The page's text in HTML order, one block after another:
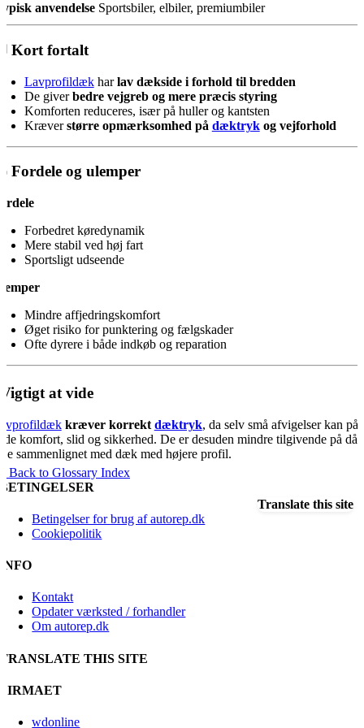
anvendelse Sportsbiler, elbiler, premiumbiler
Kort fortalt
Lavprofildækharlav dækside i forhold til bredden
De giverbedre vejgreb og mere præcis styring
Komforten reduceres, især på huller og kantsten
Kræverstørre opmærksomhed på dæktrykog vejforhold
Fordele og ulemper
Forbedret køredynamik
Mere stabil ved høj fart
Sportsligt udseende
Mindre affjedringskomfort
Øget risiko for punktering og fælgskader
Ofte dyrere i både indkøb og reparation
Vigtigt at vide
kræver korrekt dæktryk, da selv små afvigelser kan
komfort, slid og sikkerhed. De er desuden mindre tilgivende på
sammenlignet med dæk med højere profil.
« Back to Glossary Index
Translate this site
BETINGELSER
Betingelser for brug af autorep.dk
Cookiepolitik
INFO
Kontakt
Opdater værksted / forhandler
Om autorep.dk
TRANSLATE THIS SITE
FIRMAET
wdonline